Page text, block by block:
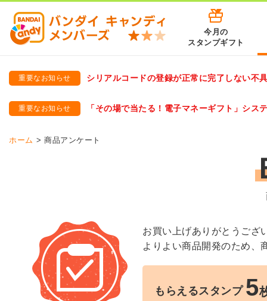
今月の
スタンプギフト
重要なお知らせ
シリアルコードの登録が正常に完了しない不
重要なお知らせ
「その場で当たる！電子マネーギフト」シス
ホーム 商品アンケート
お買い上げありがとうござ
よりよい商品開発のため、
もらえるスタンプ 5